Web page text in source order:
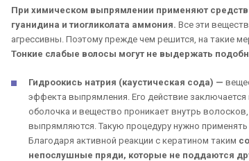
При химическом выпрямлении применяют
гуанидина и тиогликолата аммония. Все эти
агрессивны. Поэтому прежде чем решится, на такие
Тонкие слабые волосы могут не выдержать
Гидроокись натрия (каустическая сода) —
эффекта выпрямления. Его действие
оболочка и вещество проникает внутрь
выпрямляются. Такую процедуру нужно
Благодаря активной реакции с кератином таким
непослушные пряди, которые не поддаются